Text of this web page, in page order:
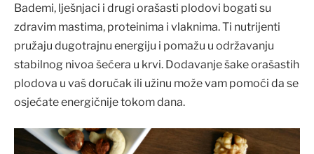
Bademi, lješnjaci i drugi orašasti plodovi bogati su
zdravim mastima, proteinima i vlaknima. Ti nutrijenti
pružaju dugotrajnu energiju i pomažu u održavanju
stabilnog nivoa šećera u krvi. Dodavanje šake orašastih
plodova u vaš doručak ili užinu može vam pomoći da se
osjećate energičnije tokom dana.